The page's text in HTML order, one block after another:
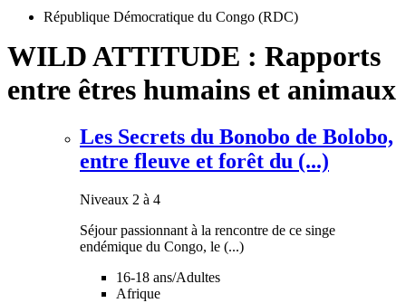
République Démocratique du Congo (RDC)
WILD ATTITUDE : Rapports
entre êtres humains et animaux
Les Secrets du Bonobo de Bolobo,
entre fleuve et forêt du (...)
Niveaux 2 à 4
Séjour passionnant à la rencontre de ce singe
endémique du Congo, le (...)
16-18 ans/Adultes
Afrique